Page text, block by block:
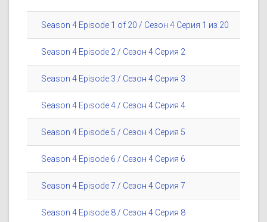
Season 4 Episode 1 of 20 / Сезон 4 Серия 1 из 20
Season 4 Episode 2 / Сезон 4 Серия 2
Season 4 Episode 3 / Сезон 4 Серия 3
Season 4 Episode 4 / Сезон 4 Серия 4
Season 4 Episode 5 / Сезон 4 Серия 5
Season 4 Episode 6 / Сезон 4 Серия 6
Season 4 Episode 7 / Сезон 4 Серия 7
Season 4 Episode 8 / Сезон 4 Серия 8